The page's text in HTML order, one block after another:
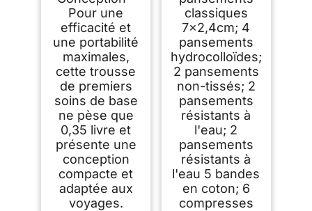
Pour une
efficacité et
une portabilité
maximales,
cette trousse
de premiers
soins de base
ne pèse que
0,35 livre et
présente une
conception
compacte et
adaptée aux
voyages.
classiques
7x2,4cm; 4
pansements
hydrocolloïdes;
2 pansements
non-tissés; 2
pansements
résistants à
l'eau; 2
pansements
résistants à
l'eau 5 bandes
en coton; 6
compresses